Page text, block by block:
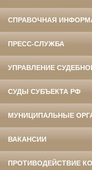
СПРАВОЧНАЯ
ПРЕСС-СЛУЖБА
УПРАВЛЕНИЕ
СУДЫ СУБЪЕКТА РФ
МУНИЦИПАЛЬНЫЕ
ВАКАНСИИ
ПРОТИВОДЕЙСТВИЕ